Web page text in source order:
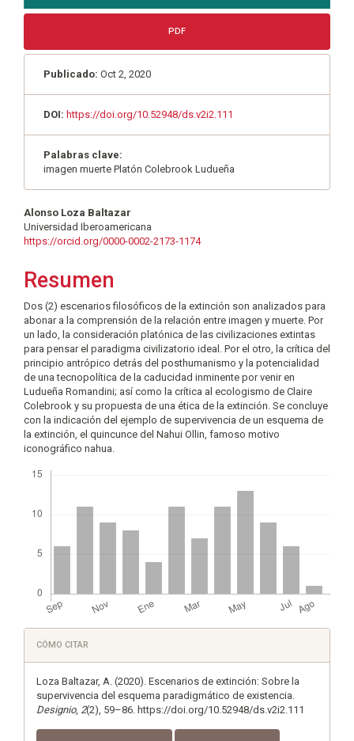
PDF
Publicado: Oct 2, 2020
DOI: https://doi.org/10.52948/ds.v2i2.111
Palabras clave:
imagen muerte Platón Colebrook Ludueña
Contenido
principal
artículo
Alonso Loza Baltazar
Universidad Iberoamericana
https://orcid.org/0000-0002-2173-1174
Resumen
Dos (2) escenarios filosóficos de la extinción son analizados para
abonar a la comprensión de la relación entre imagen y muerte. Por
un lado, la consideración platónica de las civilizaciones extintas
para pensar el paradigma civilizatorio ideal. Por el otro, la crítica del
principio antrópico detrás del posthumanismo y la potencialidad
de una tecnopolítica de la caducidad inminente por venir en
Ludueña Romandini; así como la crítica al ecologismo de Claire
Colebrook y su propuesta de una ética de la extinción. Se concluye
con la indicación del ejemplo de supervivencia de un esquema de
la extinción, el quincunce del Nahui Ollin, famoso motivo
iconográfico nahua.
Detalles
del
artículo
CÓMO CITAR
Loza Baltazar, A. (2020). Escenarios de extinción: Sobre la
supervivencia del esquema paradigmático de existencia.
Designio, 2(2), 59–86. https://doi.org/10.52948/ds.v2i2.111